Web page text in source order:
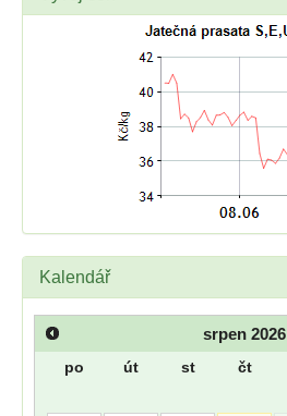
Kalendář
srpen 2026
po út st čt